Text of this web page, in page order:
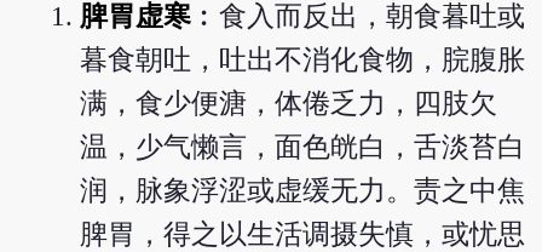
脾胃虚寒 ︰食入而反出，朝食暮吐或
暮食朝吐，吐出不消化食物，脘腹胀
满，食少便溏，体倦乏力，四肢欠
温，少气懒言，面色㿠白，舌淡苔白
润，脉象浮涩或虚缓无力。责之中焦
脾胃，得之以生活调摄失慎，或忧思